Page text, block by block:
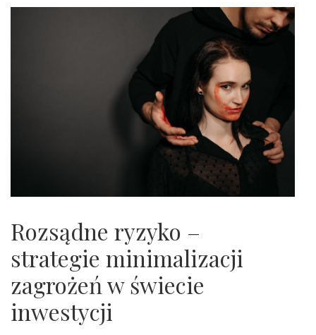
Rozsądne ryzyko –
strategie minimalizacji
zagrożeń w świecie
inwestycji